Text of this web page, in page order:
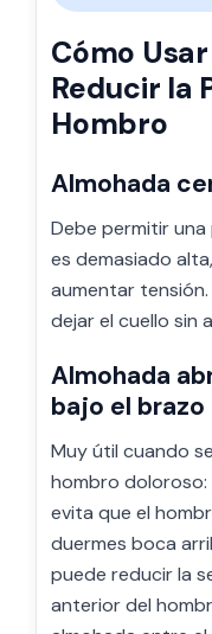
Cómo
Reducir la
Hombro
Almohada
Debe permitir una
es demasiado
aumentar
dejar el cuello sin
Almohada
bajo el brazo
Muy útil cuando
hombro
evita que el
duermes boca
puede reducir la
anterior del